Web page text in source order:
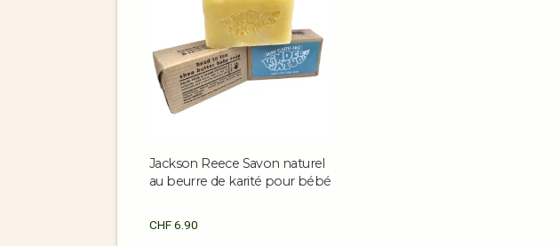
Jackson Reece Savon naturel
au beurre de karité pour bébé
CHF6.90